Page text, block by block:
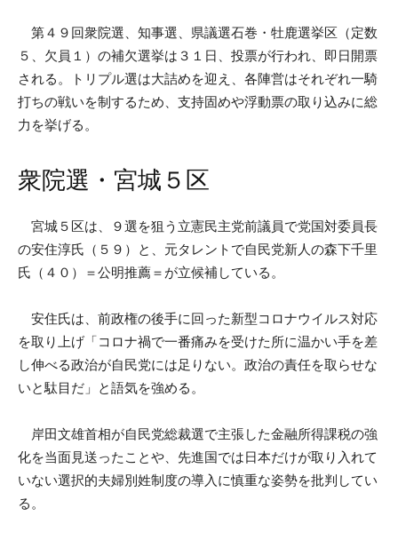
第４９回衆院選、知事選、県議選石巻・牡鹿選挙区（定数
５、欠員１）の補欠選挙は３１日、投票が行われ、即日開票
される。トリプル選は大詰めを迎え、各陣営はそれぞれ一騎
打ちの戦いを制するため、支持固めや浮動票の取り込みに総
力を挙げる。
衆院選・宮城５区
宮城５区は、９選を狙う立憲民主党前議員で党国対委員長
の安住淳氏（５９）と、元タレントで自民党新人の森下千里
氏（４０）＝公明推薦＝が立候補している。
安住氏は、前政権の後手に回った新型コロナウイルス対応
を取り上げ「コロナ禍で一番痛みを受けた所に温かい手を差
し伸べる政治が自民党には足りない。政治の責任を取らせな
いと駄目だ」と語気を強める。
岸田文雄首相が自民党総裁選で主張した金融所得課税の強
化を当面見送ったことや、先進国では日本だけが取り入れて
いない選択的夫婦別姓制度の導入に慎重な姿勢を批判してい
る。